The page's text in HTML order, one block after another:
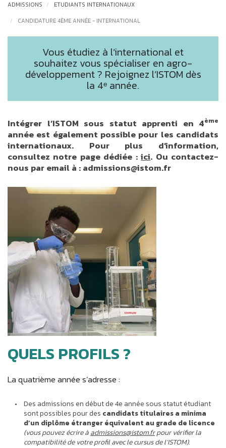
ADMISSIONS
ETUDIANTS INTERNATIONAUX
CANDIDATURE 4ÈME ANNÉE - INTERNATIONAL
Vous étudiez à l’international et
souhaitez vous spécialiser en agro-
développement ? Rejoignez l’ISTOM dès
la 4ᵉ année.
Intégrer l’ISTOM sous statut apprenti en 4ème
année est également possible pour les candidats
internationaux. Pour plus d’information,
consultez notre page dédiée :ici. Ou contactez-
nous par email à : admissions@istom.fr
QUELS PROFILS ?
La quatrième année s’adresse :
Des admissions en début de 4e année sous statut étudiant
sont possibles pour des candidats titulaires a minima
d’un diplôme étranger équivalent au grade de licence
(vous pouvez écrire àadmissions@istom.frpour vérifier la
compatibilité de votre profil avec le cursus de l’ISTOM).